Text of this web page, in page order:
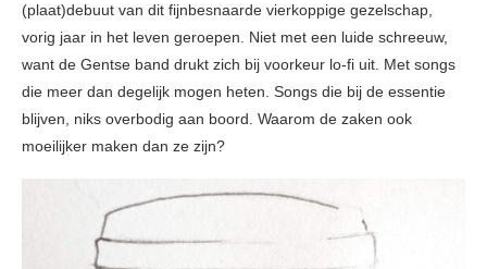
(plaat)debuut van dit fijnbesnaarde vierkoppige gezelschap,
vorig jaar in het leven geroepen. Niet met een luide schreeuw,
want de Gentse band drukt zich bij voorkeur lo-fi uit. Met songs
die meer dan degelijk mogen heten. Songs die bij de essentie
blijven, niks overbodig aan boord. Waarom de zaken ook
moeilijker maken dan ze zijn?